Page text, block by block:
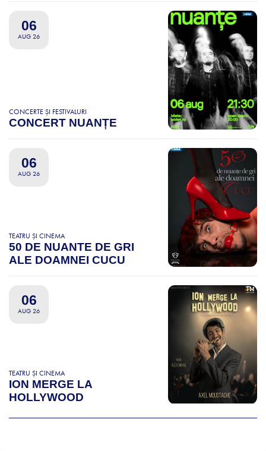
06
AUG 26
CONCERTE ȘI FESTIVALURI
CONCERT NUANȚE
06
AUG 26
TEATRU ȘI CINEMA
50 DE NUANTE DE GRI
ALE DOAMNEI CUCU
06
AUG 26
TEATRU ȘI CINEMA
ION MERGE LA
HOLLYWOOD